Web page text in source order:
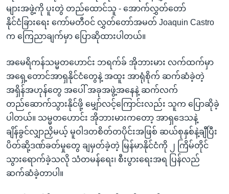
များအဖွဲ့ကို ပူးတွဲ တည်ထောင်သူ - အောက်လွှတ်တော်
နိုင်ငံခြားရေး ကော်မတီဝင် လွှတ်တော်အမတ် Joaquin Castro
က ကြေညာချက်မှာ ပြောဆိုထားပါတယ်။
အမေရိကန်သမ္မတဟောင်း ဘရက်ခ် အိုဘားမား လက်ထက်မှာ
အရှေ့တောင်အာရှနိုင်ငံတွေနဲ့ အထူး အာရုံစိုက် ဆက်ဆံခဲ့တဲ့
အရှိန်အဟုန်တွေ အပေါ် အခုအဖွဲ့အနေနဲ့ ဆက်လက်
တည်ဆောက်သွားနိုင်ဖို့ မျှော်လင့်ကြောင်းလည်း သူက ပြောဆိုခဲ့
ပါတယ်။ သမ္မတဟောင်း အိုဘားမားကတော့ အာရှဒေသနဲ့
ချိန်ခွင်လျှာညှိမယ့် မူဝါဒတစိတ်တပိုင်းအဖြစ် ဆယ်စုနှစ်နဲ့ချီပြီး
ပိတ်ဆို့ဒဏ်ခတ်မှုတွေ ချမှတ်ခဲ့တဲ့ မြန်မာနိုင်ငံကို ၂ ကြိမ်တိုင်
သွားရောက်ခဲ့သလို သံတမန်ရေး၊ စီးပွားရေးအရ ပြန်လည်
ဆက်ဆံခဲ့တာပါ။